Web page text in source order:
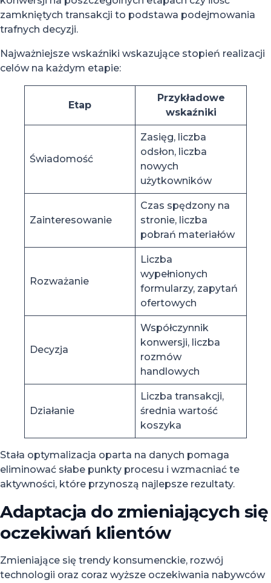
zamkniętych transakcji to podstawa podejmowania
trafnych decyzji.
Najważniejsze wskaźniki wskazujące stopień realizacji
celów na każdym etapie:
Etap
Przykładowe
wskaźniki
Świadomość
Zasięg, liczba
odsłon, liczba
nowych
użytkowników
Zainteresowanie
Czas spędzony na
stronie, liczba
pobrań materiałów
Rozważanie
Liczba
wypełnionych
formularzy, zapytań
ofertowych
Decyzja
Współczynnik
konwersji, liczba
rozmów
handlowych
Działanie
Liczba transakcji,
średnia wartość
koszyka
Stała optymalizacja oparta na danych pomaga
eliminować słabe punkty procesu i wzmacniać te
aktywności, które przynoszą najlepsze rezultaty.
Adaptacja do zmieniających się
oczekiwań klientów
Zmieniające się trendy konsumenckie, rozwój
technologii oraz coraz wyższe oczekiwania nabywców